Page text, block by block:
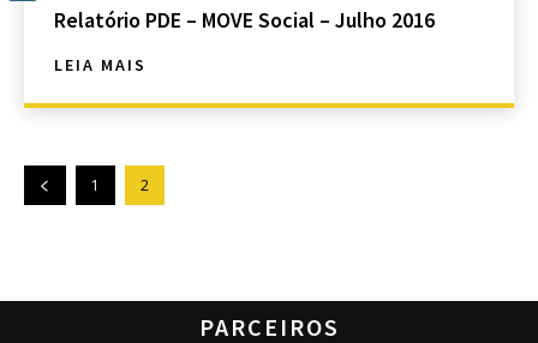
Relatório PDE – MOVE Social – Julho 2016
LEIA MAIS
1 2
PARCEIROS